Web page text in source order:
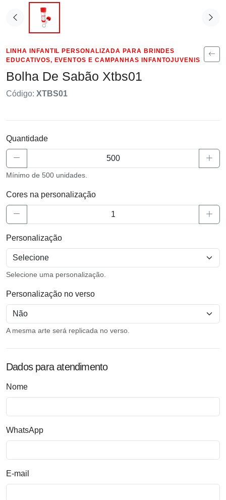
LINHA INFANTIL PERSONALIZADA PARA BRINDES
EDUCATIVOS, EVENTOS E CAMPANHAS INFANTOJUVENIS
Bolha De Sabão Xtbs01
Código: XTBS01
Quantidade
Mínimo de 500 unidades.
Cores na personalização
Personalização
Selecione uma personalização.
Personalização no verso
A mesma arte será replicada no verso.
Dados para atendimento
Nome
WhatsApp
E-mail